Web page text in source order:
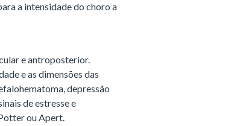
a intensidade do choro a
e antroposterior.
e as dimensões das
depressão
de estresse e
ou Apert.